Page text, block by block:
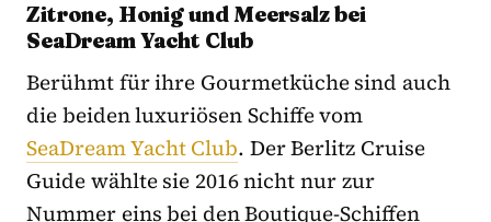
Zitrone, Honig und Meersalz bei
SeaDream Yacht Club
Berühmt für ihre Gourmetküche sind auch
die beiden luxuriösen Schiffe vom
SeaDream Yacht Club. Der Berlitz Cruise
Guide wählte sie 2016 nicht nur zur
Nummer eins bei den Boutique-Schiffen